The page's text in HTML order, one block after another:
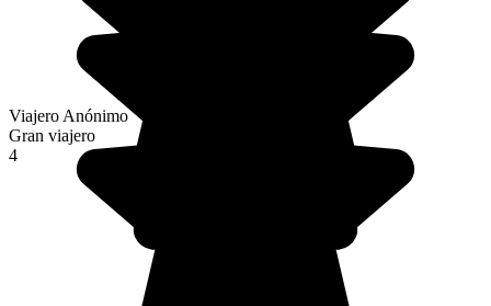
Viajero Anónimo
Gran viajero
4